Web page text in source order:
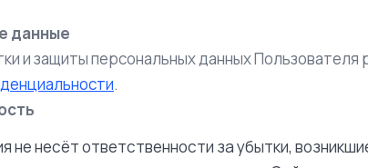
данные
и защиты персональных данных Пользователя
.
не несёт ответственности за убытки,